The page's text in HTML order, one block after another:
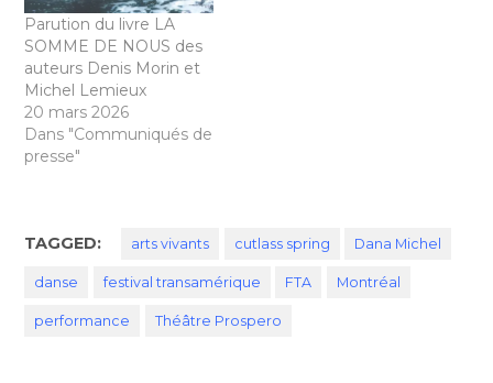
Parution du livre LA
SOMME DE NOUS des
auteurs Denis Morin et
Michel Lemieux
20 mars 2026
Dans "Communiqués de
presse"
TAGGED: arts vivants cutlass spring Dana Michel
danse festival transamérique FTA Montréal
performance Théâtre Prospero